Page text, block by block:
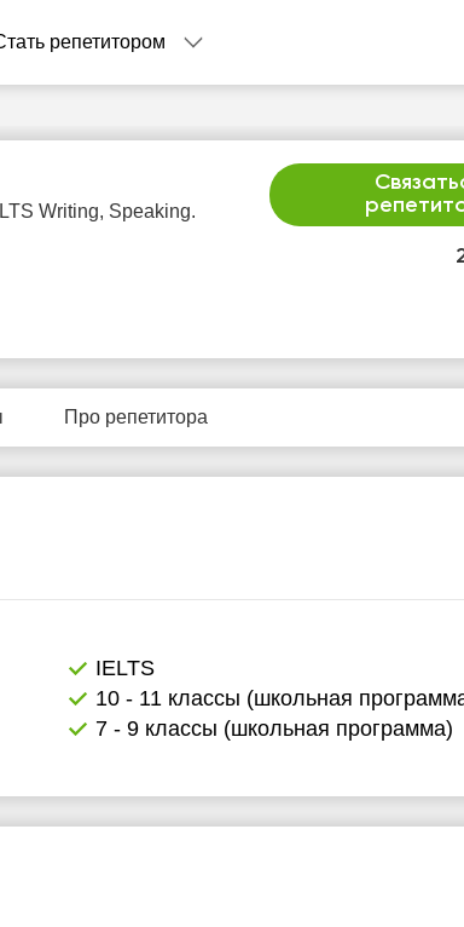
репетитором
Writing, Speaking.
Про репетитора
IELTS
10 - 11 классы (школьная
7 - 9 классы (школьная программа)
11
12
13
Нет
свободных
Нет
свободных
свободных